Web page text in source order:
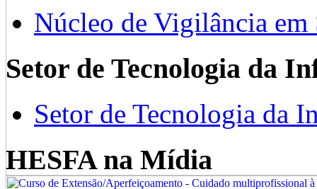
Núcleo de Vigilância em
Setor de Tecnologia da
Setor de Tecnologia da
HESFA na Mídia